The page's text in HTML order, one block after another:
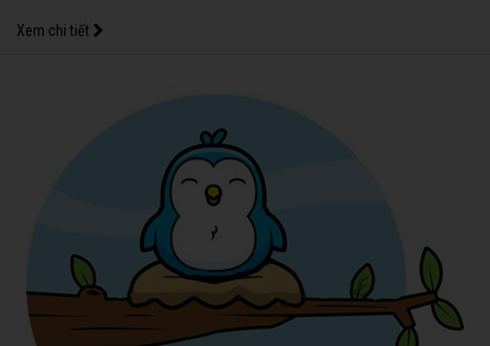
Xem chi tiết